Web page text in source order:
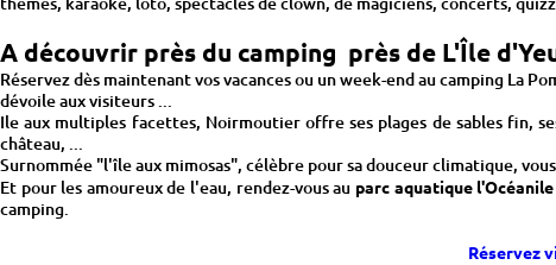
A découvrir près du camping près de L'Île
Réservez dès maintenant vos vacances ou un week-end au camping La
dévoile aux visiteurs ...
Ile aux multiples facettes, Noirmoutier offre ses plages de sables fin,
château, ...
Surnommée "l'île aux mimosas", célèbre pour sa douceur climatique,
Et pour les amoureux de l'eau, rendez-vous au parc aquatique l'Océanile
camping.
Réservez